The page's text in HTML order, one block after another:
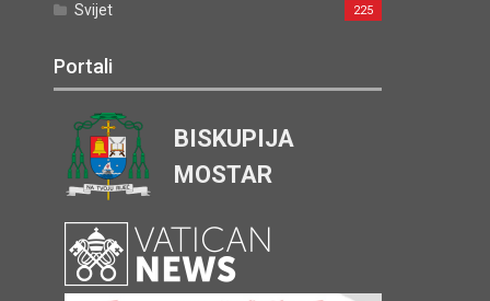
Svijet 225
Portali
BISKUPIJA
MOSTAR